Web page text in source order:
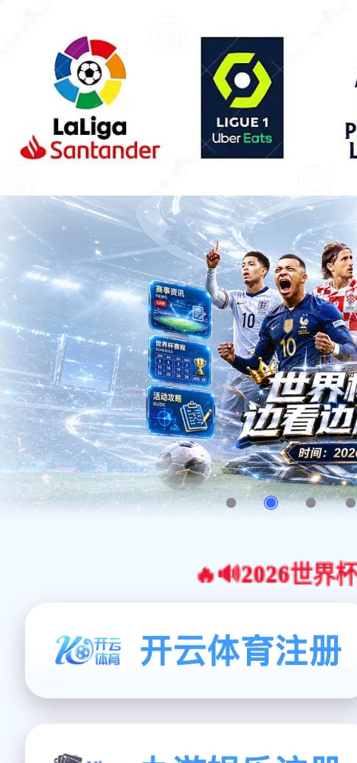
🔥🔊2026世界杯官网